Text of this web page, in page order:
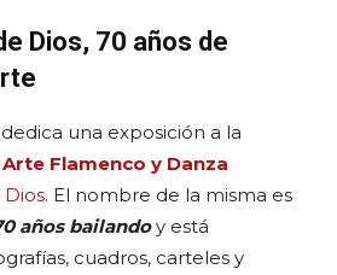
Dios, 70 años de
una exposición a la
Flamenco y Danza
Dios. El nombre de la misma es
años bailandoy está
cuadros, carteles y